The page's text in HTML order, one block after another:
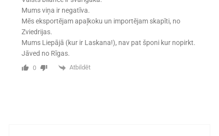
Mums viņa ir negatīva.
Mēs eksportējam apaļkoku un importējam skapīti, no
Zviedrijas.
Mums Liepājā (kur ir Laskana!), nav pat šponi kur nopirkt.
Jāved no Rīgas.
0 Atbildēt